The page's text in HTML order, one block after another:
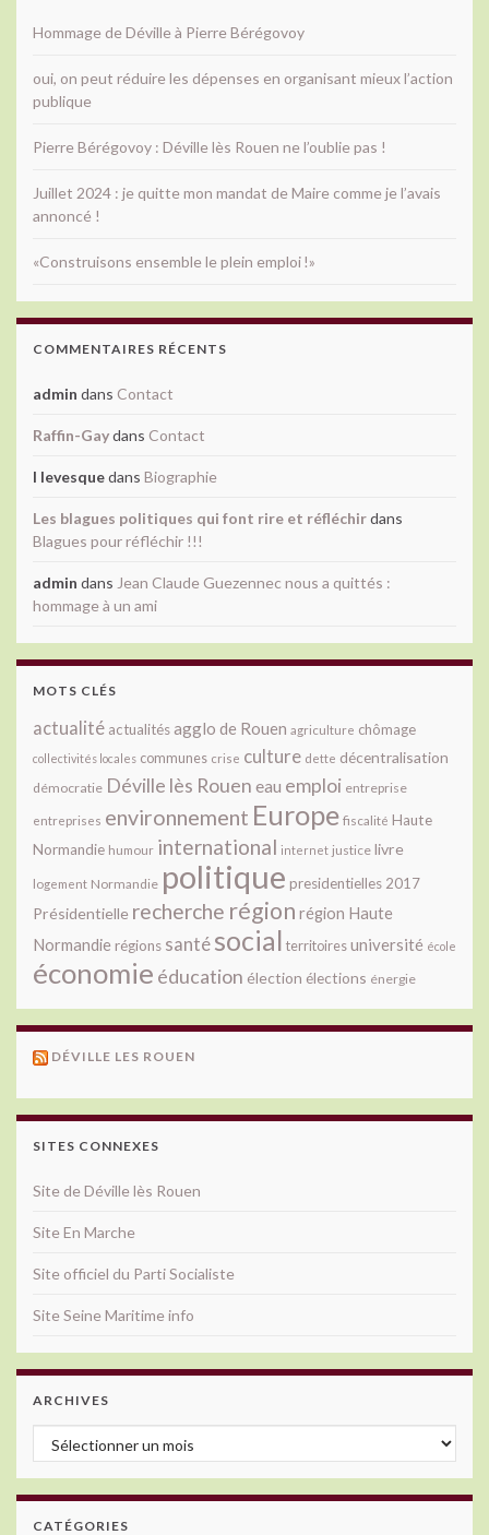
Hommage de Déville à Pierre Bérégovoy
oui, on peut réduire les dépenses en organisant mieux l’action
publique
Pierre Bérégovoy : Déville lès Rouen ne l’oublie pas !
Juillet 2024 : je quitte mon mandat de Maire comme je l’avais
annoncé !
«Construisons ensemble le plein emploi !»
COMMENTAIRES RÉCENTS
admin dans Contact
Raffin-Gaydans Contact
l levesquedans Biographie
Les blagues politiques qui font rire et réfléchirdans
Blagues pour réfléchir !!!
admin dans Jean Claude Guezennec nous a quittés :
hommage à un ami
MOTS CLÉS
actualité actualitésagglo de Rouen agriculture chômage
collectivités locales communes crise culture dette décentralisation
démocratie Déville lès Rouen eau emploi entreprise
entreprises environnement Europe fiscalité Haute
Normandie humour international internet justice livre
logement Normandie politique presidentielles 2017
Présidentielle recherche région région Haute
Normandie régions santésocial territoiresuniversité école
économie éducation élection élections énergie
DÉVILLE LES ROUEN
SITES CONNEXES
Site de Déville lès Rouen
Site En Marche
Site officiel du Parti Socialiste
Site Seine Maritime info
ARCHIVES
Archives
CATÉGORIES